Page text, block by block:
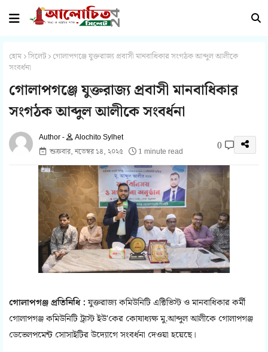
হোম সিলেট গোলাপগঞ্জে যুক্তরাজ্য প্রবাসী মানবাধিকার সংগঠক আব্দুল আলীকে
সংবর্ধনা
গোলাপগঞ্জে যুক্তরাজ্য প্রবাসী মানবাধিকার
সংগঠক আব্দুল আলীকে সংবর্ধনা
Alochito Sylhet
শুক্রবার, নভেম্বর ১৪, ২০২৫
1 minute read 0
গোলাপগঞ্জ প্রতিনিধি :যুক্তরাজ্য কমিউনিটি এক্টিভিস্ট ও মানবাধিকার কর্মী
গোলাপগঞ্জ কমিউনিটি ট্রাস্ট ইউ'কের কোষাধ্যক্ষ মু.আব্দুল আলীকে গোলাপগঞ্জ
ডেভেলপমেন্ট সোসাইটির উদ্যোগে সংবর্ধনা দেওয়া হয়েছে।